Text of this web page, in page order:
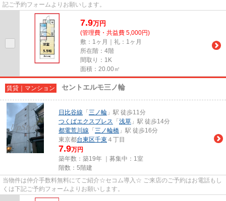
記ご予約フォームよりお願いします。
7.9万円
(管理費・共益費 5,000円)
敷：1ヶ月｜礼：1ヶ月
所在階：4階
間取り：1K
面積：20.00㎡
賃貸｜マンション セントエルモ三ノ輪
日比谷線 「 三ノ輪 」駅 徒歩11分
つくばエクスプレス 「 浅草 」駅 徒歩14分
都電荒川線 「 三ノ輪橋 」駅 徒歩16分
東京都台東区千束 ４丁目
7.9万円
築年数：築19年 ｜募集中： 1室
階数：5階建
当物件は仲介手数料無料にてご紹介☆セコム導入☆ ご来店のご予約はお電話もし
くは下記ご予約フォームよりお願いします。